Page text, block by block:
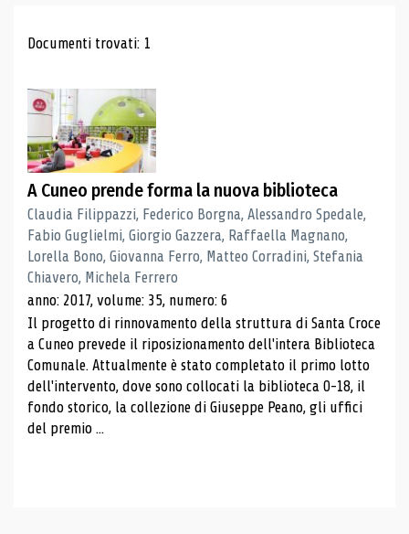
Risultati di ricerca
Documenti trovati: 1
A Cuneo prende forma la nuova biblioteca
Claudia Filippazzi, Federico Borgna, Alessandro Spedale,
Fabio Guglielmi, Giorgio Gazzera, Raffaella Magnano,
Lorella Bono, Giovanna Ferro, Matteo Corradini, Stefania
Chiavero, Michela Ferrero
anno: 2017, volume: 35, numero: 6
Il progetto di rinnovamento della struttura di Santa Croce
a Cuneo prevede il riposizionamento dell'intera Biblioteca
Comunale. Attualmente è stato completato il primo lotto
dell'intervento, dove sono collocati la biblioteca 0-18, il
fondo storico, la collezione di Giuseppe Peano, gli uffici
del premio ...